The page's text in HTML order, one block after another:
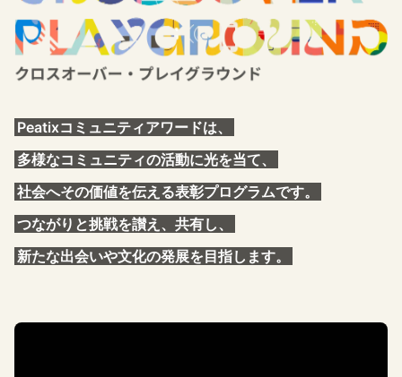
Peatixコミュニティアワードは、
多様なコミュニティの活動に光を当て、
社会へその価値を伝える表彰プログラムです。
つながりと挑戦を讃え、共有し、
新たな出会いや文化の発展を目指します。